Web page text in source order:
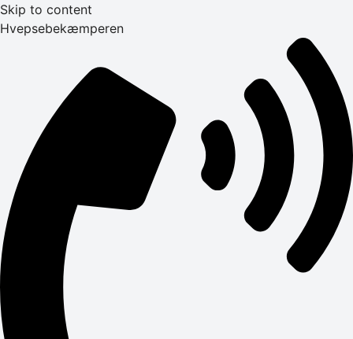
Skip to content
Hvepsebekæmperen